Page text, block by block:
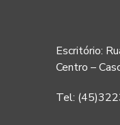
Escritório:
Centro –
Tel: